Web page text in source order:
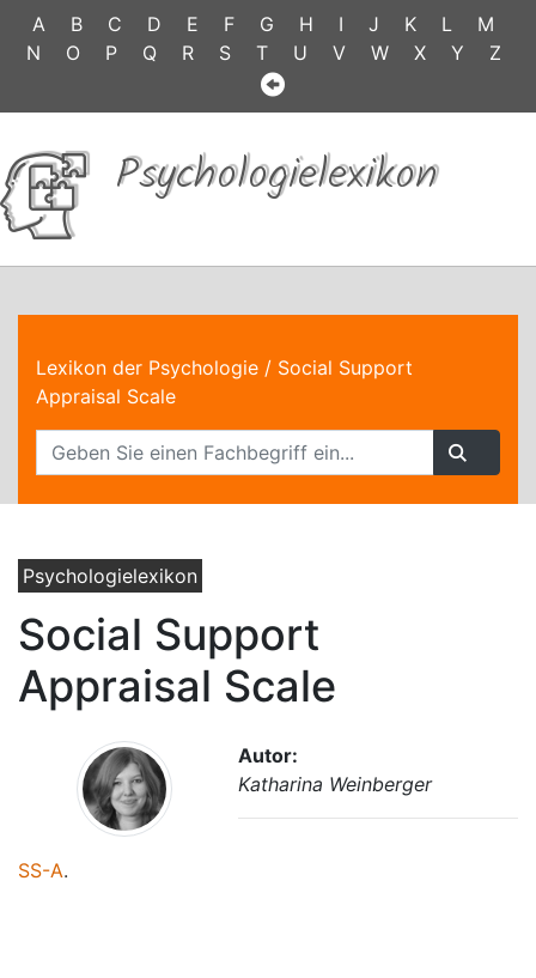
A B C D E F G H I J K L
M
N
O P Q R S T U V W X Y Z
Psychologielexikon
Lexikon der Psychologie / Social Support
Appraisal Scale
Psychologielexikon
Social Support
Appraisal Scale
Autor:
Katharina Weinberger
SS-A.